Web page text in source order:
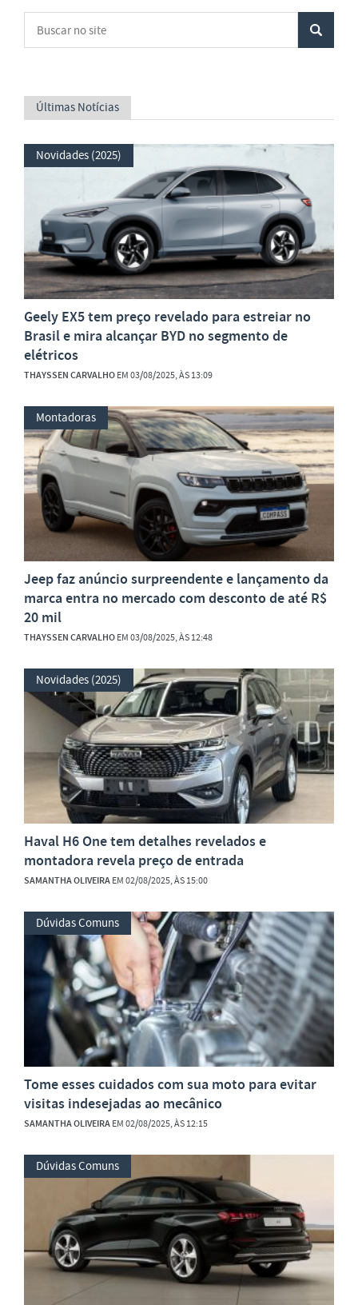
Últimas Notícias
Novidades (2025)
Geely EX5 tem preço revelado para estreiar no
Brasil e mira alcançar BYD no segmento de
elétricos
THAYSSEN CARVALHOEM 03/08/2025, ÀS 13:09
Montadoras
Jeep faz anúncio surpreendente e lançamento da
marca entra no mercado com desconto de até R$
20 mil
THAYSSEN CARVALHOEM 03/08/2025, ÀS 12:48
Novidades (2025)
Haval H6 One tem detalhes revelados e
montadora revela preço de entrada
SAMANTHA OLIVEIRAEM 02/08/2025, ÀS 15:00
Dúvidas Comuns
Tome esses cuidados com sua moto para evitar
visitas indesejadas ao mecânico
SAMANTHA OLIVEIRAEM 02/08/2025, ÀS 12:15
Dúvidas Comuns